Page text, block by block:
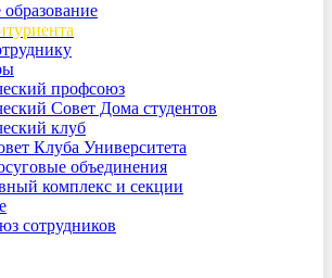
образование
профсоюз
Совет Дома студентов
клуб
Клуба Университета
объединения
комплекс и секции
сотрудников